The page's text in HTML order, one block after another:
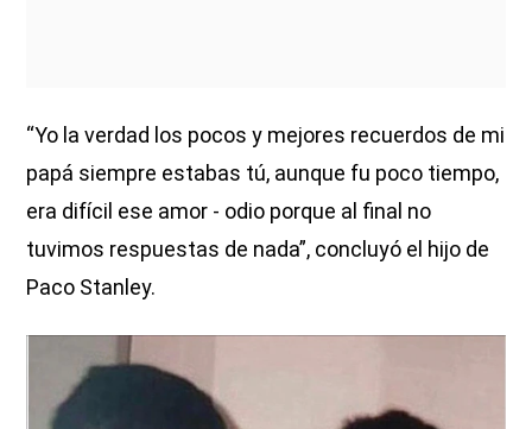
“Yo la verdad los pocos y mejores recuerdos de mi
papá siempre estabas tú, aunque fu poco tiempo,
era difícil ese amor - odio porque al final no
tuvimos respuestas de nada”, concluyó el hijo de
Paco Stanley.